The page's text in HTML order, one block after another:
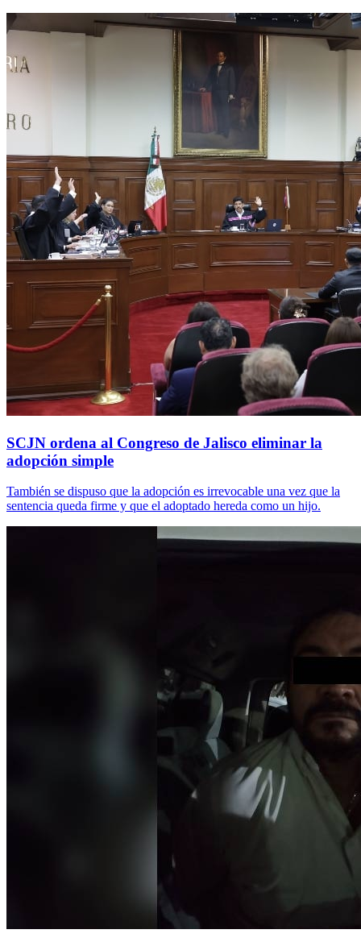
SCJN ordena al Congreso de Jalisco eliminar la
adopción simple
También se dispuso que la adopción es irrevocable una vez que la
sentencia queda firme y que el adoptado hereda como un hijo.